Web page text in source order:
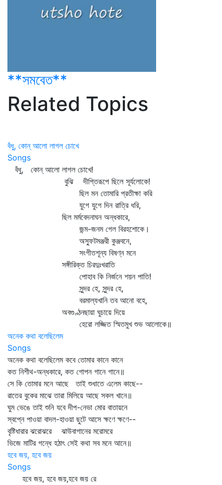
**সমবেত**
Related Topics
বঁধু, কোন্ আলো লাগল চোখে
Songs
বঁধু, কোন্‌ আলো লাগল চোখে!
বুঝি দীপ্তিরূপে ছিলে সূর্যলোকে!
ছিল মন তোমারি প্রতীক্ষা করি
যুগে যুগে দিন রাত্রি ধরি,
ছিল মর্মবেদনাঘন অন্ধকারে,
জন্ম-জনম গেল বিরহশোকে।
অস্ফুটমঞ্জরী কুঞ্জবনে,
সংগীতশূন্য বিষণ্ন মনে
সঙ্গীরিক্ত চিরদুঃখরাতি
পোহাব কি নির্জনে শয়ন পাতি!
সুন্দর হে, সুন্দর হে,
বরমাল্যখানি তব আনো বহে,
অবগুণ্ঠনছায়া ঘুচায়ে দিয়ে
হেরো লজ্জিত স্মিতমুখ শুভ আলোকে॥
অনেক কথা বলেছিলেম
Songs
অনেক কথা বলেছিলেম কবে তোমার কানে কানে
কত নিশীথ-অন্ধকারে, কত গোপন গানে গানে॥
সে কি তোমার মনে আছে তাই শুধাতে এলেম কাছে--
রাতের বুকের মাঝে তারা মিলিয়ে আছে সকল খানে॥
ঘুম ভেঙে তাই শুনি যবে দীপ-নেভা মোর বাতায়নে
স্বপ্নে পাওয়া বাদল-হাওয়া ছুটে আসে ক্ষণে ক্ষণে--
বৃষ্টিধারার ঝরোঝরে ঝাউবাগানের মরোমরে
ভিজে মাটির গন্ধে হঠাৎ সেই কথা সব মনে আনে॥
হবে জয়, হবে জয়
Songs
হবে জয়, হবে জয়,হবে জয় রে